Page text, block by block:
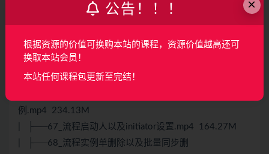
| ├──49_授权用户操作cockpit项目.mp4 120.00M
| ├──63_执行实例流程三个景点案例.mp4 38.83M
| ├──64_流程实例启动涉及到的表说明.mp4 208.63M
| ├──65_从任意节点启动实例.mp4 151.51M
例.mp4 234.13M
| ├──67_流程启动人以及initiator设置.mp4 164.27M
| ├──68_流程实例单删除以及批量同步删
×
公告！！！
根据资源的价值可换购本站的课程，资源价值越高还可
换取本站会员！
本站任何课程包更新至完结！